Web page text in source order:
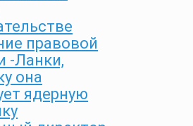
правовой
-Ланки,
она
ядерную